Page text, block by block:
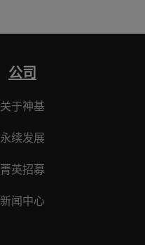
公司
关于神基
永续发展
菁英招募
新闻中心